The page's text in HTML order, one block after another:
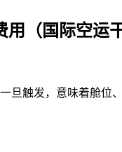
（国际空运
触发，意味着舱位